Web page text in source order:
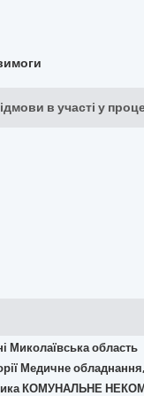
в участі у
Миколаївська область
Медичне
КОМУНАЛЬНЕ